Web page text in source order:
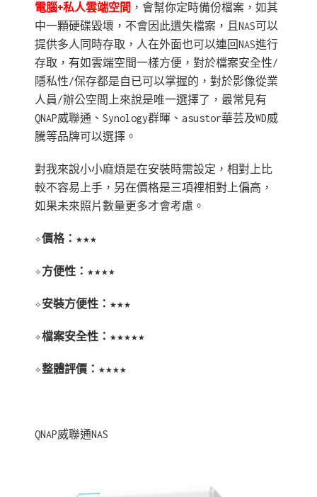
電腦+私人雲端空間 ，會幫你定時備份檔案，如其
中一顆硬碟毀壞，不會因此遺失檔案，且NAS可以
提供多人同時存取，人在外面也可以連回NAS進行
存取，有如雲端空間一樣方便，對於檔案安全性/
隱私性/保存都是自已可以掌握的，對於影像從業
人員/辦公空間上來說是唯一選擇了，最常見有
QNAP威聯通、Synology群暉、asustor華芸及WD威
騰等品牌可以選擇。
對我來說小小麻煩是在安裝時需設定，相對上比
較不容易上手，另在價格是三項裡相對上偏高，
如果未來照片數量更多才會考慮。
✧價格： ★★★
✧方便性： ★★★★
✧安裝方便性： ★★★
✧檔案安全性： ★★★★★
✧整體評價： ★★★★
QNAP威聯通NAS